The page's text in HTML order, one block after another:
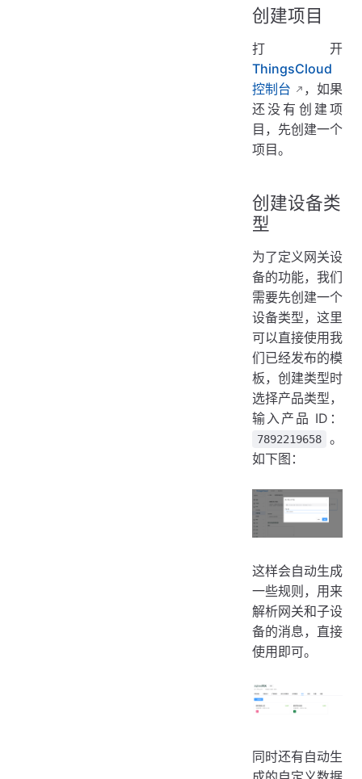
创建项目
打开
ThingsCloud
控制台
，如果
还没有创建项
目，先创建一个
项目。
创建设备类
型
为了定义网关设
备的功能，我们
需要先创建一个
设备类型，这里
可以直接使用我
们已经发布的模
板，创建类型时
选择产品类型，
输入产品 ID：
7892219658
。
如下图：
这样会自动生成
一些规则，用来
解析网关和子设
备的消息，直接
使用即可。
同时还有自动生